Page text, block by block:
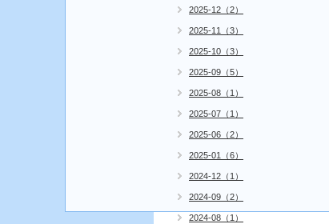
2025-12（2）
2025-11（3）
2025-10（3）
2025-09（5）
2025-08（1）
2025-07（1）
2025-06（2）
2025-01（6）
2024-12（1）
2024-09（2）
2024-08（1）